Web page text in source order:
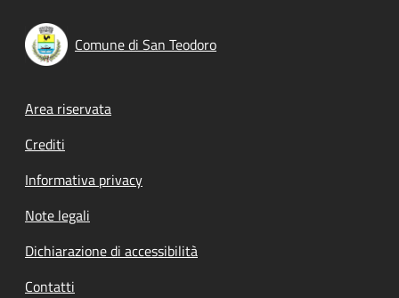
Comune di San Teodoro
Footer menu
Area riservata
Crediti
Informativa privacy
Note legali
Dichiarazione di accessibilità
Contatti